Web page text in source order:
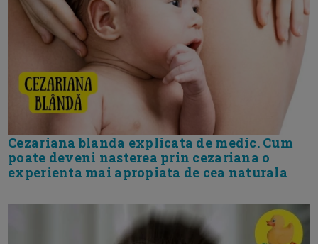
Cezariana blanda explicata de medic. Cum
poate deveni nasterea prin cezariana o
experienta mai apropiata de cea naturala